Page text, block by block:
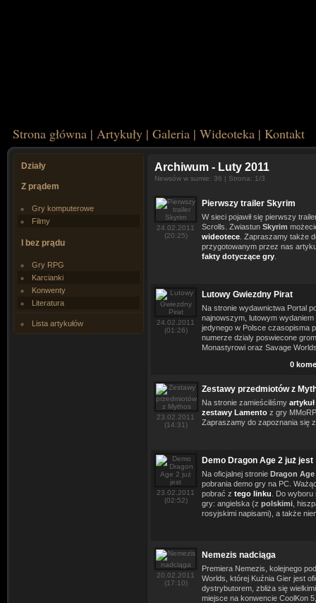
Strona główna | Artykuły | Galeria | Wideoteka | Kontakt
Działy
Z prądem
Gry komputerowe
Filmy
I bez prądu
Gry RPG
Karcianki
Konwenty
Literatura
Lista artykułów
Archiwum - Luty 2011
Newsów w sumie: 36 | Strona: 1/3
24.02.2011
(20:25)
Pierwszy trailer Skyrim
W sieci pojawił się pierwszy
Scrolls. Zwiastun Skyrim
wideotece . Zapraszamy także
przygotowanym przez nas
fakty dotyczące gry
24.02.2011
(01:26)
Lutowy Gwiezdny Pirat
Na stronie wydawnictwa Portal
najnowszym, lutowym
jedynego w Polsce czasopisma
numerze dzialy poswiecone
Monastyrowi oraz Savage
0
23.02.2011
(14:31)
Zestawy przedmiotów z
Na stronie zamieściliśmy
zestawy Lamento z gry
Zapraszamy do zapoznania się
23.02.2011
(02:52)
Demo Dragon Age 2 już jest
Na oficjalnej stronie Dragon Age
pobrania demo gry na PC.
pobrać z tego linku . Do
gry: angielska (z polskimi ,
rosyjskimi napisami), a także
20.02.2011
(17:10)
Nemezis nadciąga
Premiera Nemezis, kolejnego
Worlds, której Kuźnia Gier jest
dystrybutorem, zbliża się
miejsce na konwencie CoolKon